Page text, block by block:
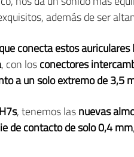
además de ser
conecta estos
, con losconectores
a un solo extremo de 3,5
, tenemos lasnuevas
de contacto de solo 0,4 mm